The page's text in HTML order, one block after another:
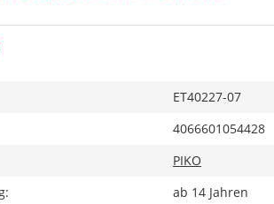
ET40227-07
4066601054428
PIKO
ab 14 Jahren